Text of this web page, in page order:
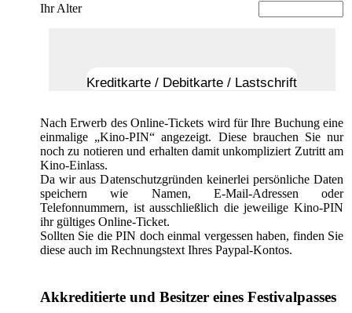
Ihr Alter
Kreditkarte / Debitkarte / Lastschrift
Nach Erwerb des Online-Tickets wird für Ihre Buchung eine
einmalige „Kino-PIN“ angezeigt. Diese brauchen Sie nur
noch zu notieren und erhalten damit unkompliziert Zutritt am
Kino-Einlass.
Da wir aus Datenschutzgründen keinerlei persönliche Daten
speichern wie Namen, E-Mail-Adressen oder
Telefonnummern, ist ausschließlich die jeweilige Kino-PIN
ihr gültiges Online-Ticket.
Sollten Sie die PIN doch einmal vergessen haben, finden Sie
diese auch im Rechnungstext Ihres Paypal-Kontos.
Akkreditierte und Besitzer eines Festivalpasses